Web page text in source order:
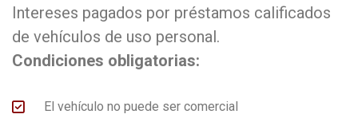
Intereses pagados por préstamos calificados
de vehículos de uso personal.
Condiciones obligatorias:
El vehículo no puede ser comercial